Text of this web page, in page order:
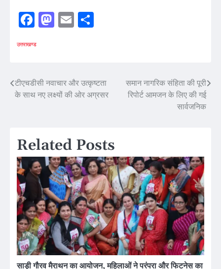
Facebook
Mastodon
Email
उत्तराखण्ड
Post
navigation
टीएचडीसी नवाचार और उत्कृष्टता
के साथ नए लक्ष्यों की ओर अग्रसर
समान नागरिक संहिता की पूरी
रिपोर्ट आमजन के लिए की गई
सार्वजनिक
Related Posts
साड़ी गौरव मैराथन का आयोजन, महिलाओं ने परंपरा और फिटनेस का